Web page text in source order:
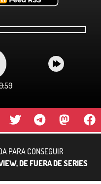
PARA CONSEGUIR
DE FUERA DE SERIES